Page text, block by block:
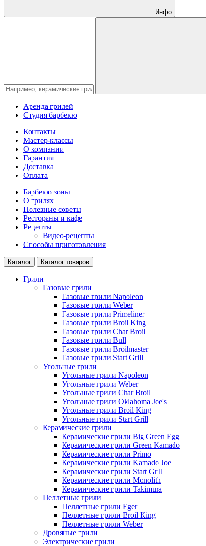
Инфо
Аренда грилей
Студия барбекю
Контакты
Мастер-классы
О компании
Гарантия
Доставка
Оплата
Барбекю зоны
О грилях
Полезные советы
Рестораны и кафе
Рецепты
Видео-рецепты
Способы приготовления
Каталог Каталог товаров
Грили
Газовые грили
Газовые грили Napoleon
Газовые грили Weber
Газовые грили Primeliner
Газовые грили Broil King
Газовые грили Char Broil
Газовые грили Bull
Газовые грили Broilmaster
Газовые грили Start Grill
Угольные грили
Угольные грили Napoleon
Угольные грили Weber
Угольные грили Char Broil
Угольные грили Oklahoma Joe's
Угольные грили Broil King
Угольные грили Start Grill
Керамические грили
Керамические грили Big Green Egg
Керамические грили Green Kamado
Керамические грили Primo
Керамические грили Kamado Joe
Керамические грили Start Grill
Керамические грили Monolith
Керамические грили Takimura
Пеллетные грили
Пеллетные грили Eger
Пеллетные грили Broil King
Пеллетные грили Weber
Дровяные грили
Электрические грили